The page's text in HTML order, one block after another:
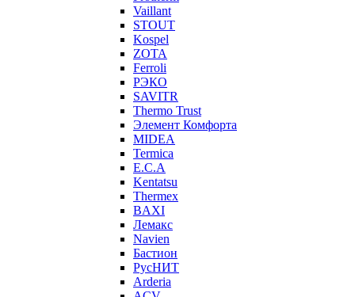
Vaillant
STOUT
Kospel
ZOTA
Ferroli
РЭКО
SAVITR
Thermo Trust
Элемент Комфорта
MIDEA
Termica
E.C.A
Kentatsu
Thermex
BAXI
Лемакс
Navien
Бастион
РусНИТ
Arderia